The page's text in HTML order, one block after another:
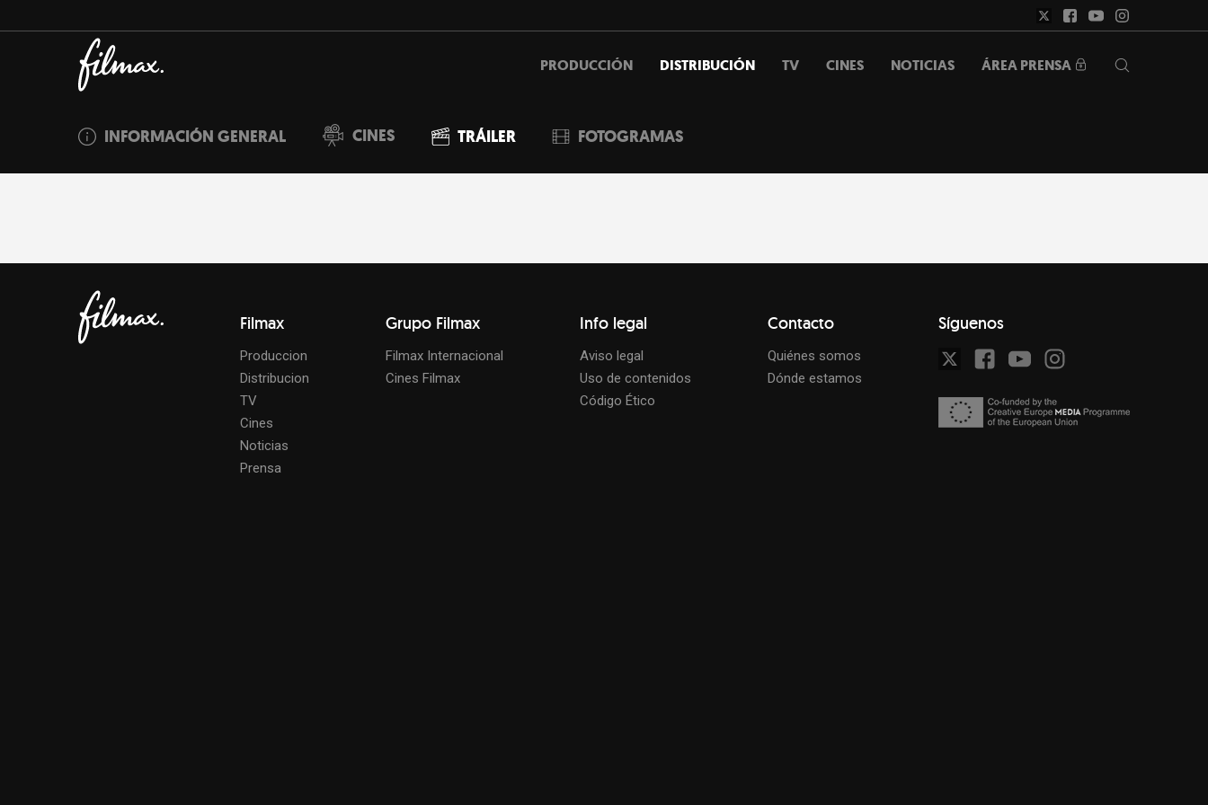
PRODUCCIÓN DISTRIBUCIÓN TV CINES NOTICIAS ÁREA PRENSA
INFORMACIÓN GENERAL CINES TRÁILER FOTOGRAMAS
Filmax
Produccion
Distribucion
TV
Cines
Noticias
Prensa
Grupo Filmax
Filmax Internacional
Cines Filmax
Info legal
Aviso legal
Uso de contenidos
Código Ético
Contacto
Quiénes somos
Dónde estamos
Síguenos